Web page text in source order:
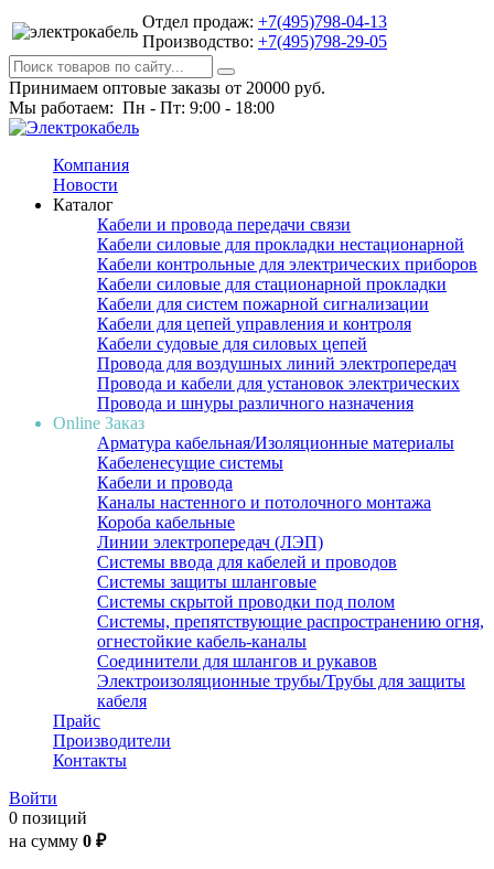
Отдел продаж: +7(495)798-04-13
Производство: +7(495)798-29-05
Принимаем оптовые заказы от 20000 руб.
Мы работаем: Пн - Пт: 9:00 - 18:00
Компания
Новости
Каталог
Кабели и провода передачи связи
Кабели силовые для прокладки нестационарной
Кабели контрольные для электрических приборов
Кабели силовые для стационарной прокладки
Кабели для систем пожарной сигнализации
Кабели для цепей управления и контроля
Кабели судовые для силовых цепей
Провода для воздушных линий электропередач
Провода и кабели для установок электрических
Провода и шнуры различного назначения
Online Заказ
Арматура кабельная/Изоляционные материалы
Кабеленесущие системы
Кабели и провода
Каналы настенного и потолочного монтажа
Короба кабельные
Линии электропередач (ЛЭП)
Системы ввода для кабелей и проводов
Системы защиты шланговые
Системы скрытой проводки под полом
Системы, препятствующие распространению огня,
огнестойкие кабель-каналы
Соединители для шлангов и рукавов
Электроизоляционные трубы/Трубы для защиты
кабеля
Прайс
Производители
Контакты
Войти
0 позиций
на сумму 0 ₽